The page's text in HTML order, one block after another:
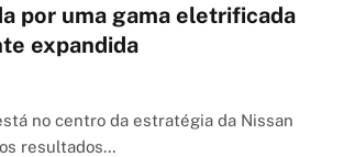
por uma gama eletrificada
expandida
no centro da estratégia da Nissan
resultados…